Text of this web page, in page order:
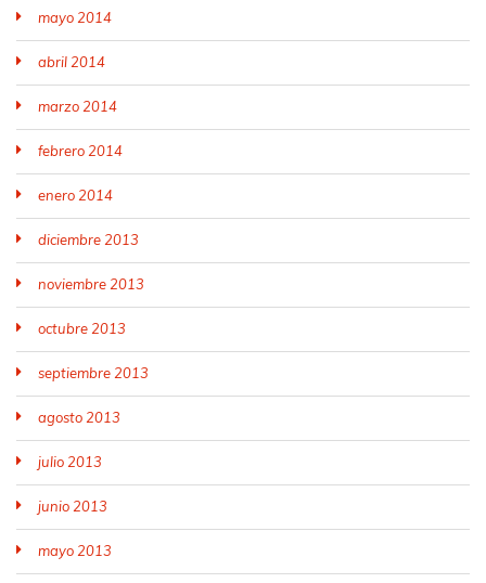
mayo 2014
abril 2014
marzo 2014
febrero 2014
enero 2014
diciembre 2013
noviembre 2013
octubre 2013
septiembre 2013
agosto 2013
julio 2013
junio 2013
mayo 2013